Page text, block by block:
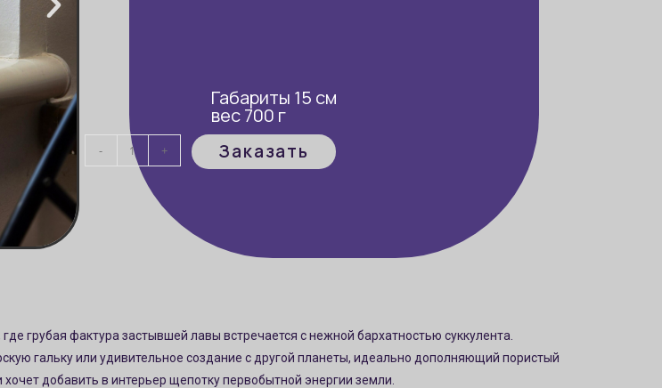
Габариты 15 см
вес 700 г
Цена
1 450грн.
- + Заказать
грубая фактура застывшей лавы встречается с нежной бархатностью суккулента.
гальку или удивительное создание с другой планеты, идеально дополняющий пористый
добавить в интерьер щепотку первобытной энергии земли.